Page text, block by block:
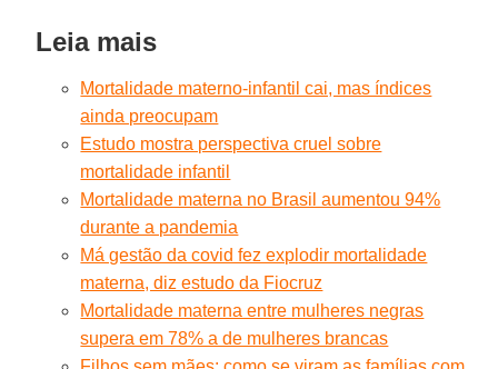
Leia mais
Mortalidade materno-infantil cai, mas índices
ainda preocupam
Estudo mostra perspectiva cruel sobre
mortalidade infantil
Mortalidade materna no Brasil aumentou 94%
durante a pandemia
Má gestão da covid fez explodir mortalidade
materna, diz estudo da Fiocruz
Mortalidade materna entre mulheres negras
supera em 78% a de mulheres brancas